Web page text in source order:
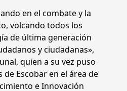
en el combate y la
volcando todos los
de última generación
y ciudadanas»,
quien a su vez puso
de Escobar en el área de
e Innovación